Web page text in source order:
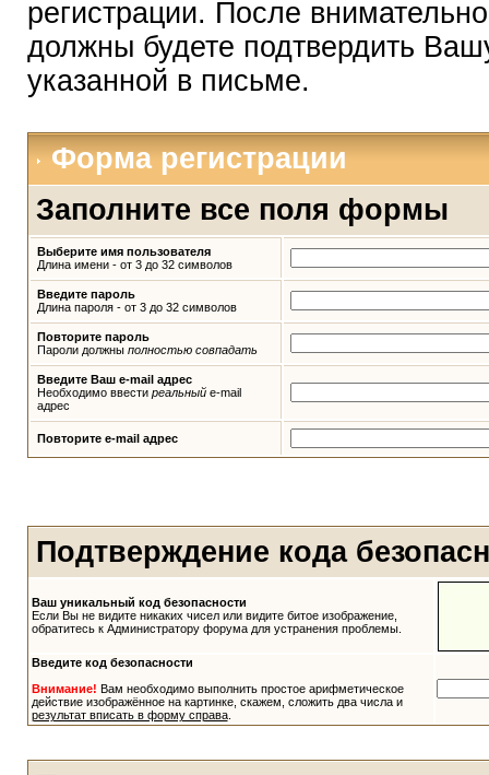
регистрации. После
должны будете подтвердить
указанной в письме.
Форма регистрации
Заполните все поля формы
Выберите имя пользователя
Длина имени - от 3 до 32 символов
Введите пароль
Длина пароля - от 3 до 32 символов
Повторите пароль
Пароли должны полностью совпадать
Введите Ваш e-mail адрес
Необходимо ввести реальныйe-mail
адрес
Повторите e-mail адрес
Подтверждение кода
Ваш уникальный код безопасности
Если Вы не видите никаких чисел или видите битое изображение,
обратитесь к Администратору форума для устранения проблемы.
Введите код безопасности
Внимание! Вам необходимо выполнить простое арифметическое
действие изображённое на картинке, скажем, сложить два числа и
результат вписать в форму справа.